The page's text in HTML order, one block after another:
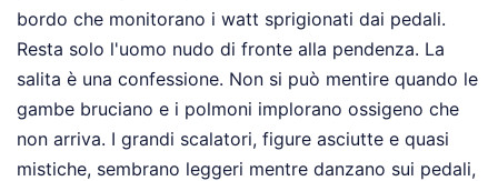
bordo che monitorano i watt sprigionati dai pedali.
Resta solo l'uomo nudo di fronte alla pendenza. La
salita è una confessione. Non si può mentire quando le
gambe bruciano e i polmoni implorano ossigeno che
non arriva. I grandi scalatori, figure asciutte e quasi
mistiche, sembrano leggeri mentre danzano sui pedali,